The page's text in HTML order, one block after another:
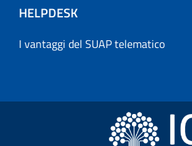
HELPDESK
I vantaggi del SUAP telematico